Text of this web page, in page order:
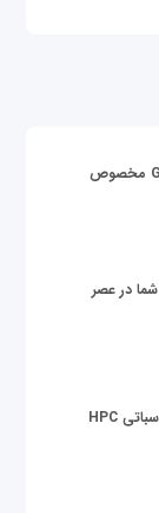
قیمت سرور گرافیکی | خرید GPU Server مخصوص
در عصر